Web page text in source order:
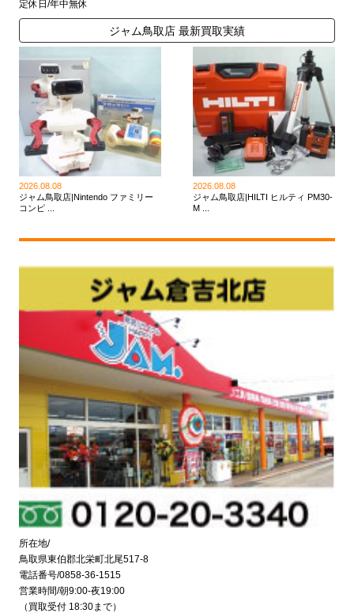
定休日/年中無休
ジャム鳥取店 最新買取実績
2026.08.08
ジャム鳥取店|Nintendo ファミリー
コンピ ...
2026.08.08
ジャム鳥取店|HILTI ヒルティ PM30-
M ...
所在地/
鳥取県東伯郡北栄町北尾517-8
電話番号/0858-36-1515
営業時間/朝9:00-夜19:00
（買取受付 18:30まで）